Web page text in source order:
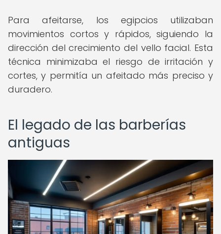
Para afeitarse, los egipcios utilizaban
movimientos cortos y rápidos, siguiendo la
dirección del crecimiento del vello facial. Esta
técnica minimizaba el riesgo de irritación y
cortes, y permitía un afeitado más preciso y
duradero.
El legado de las barberías
antiguas